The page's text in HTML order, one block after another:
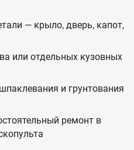
— крыло, дверь, капот,
или отдельных кузовных
и грунтования
ремонт в